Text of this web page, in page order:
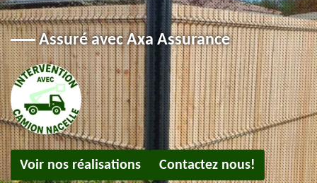
Assuré avec Axa Assurance
Voir nos réalisations Contactez nous!